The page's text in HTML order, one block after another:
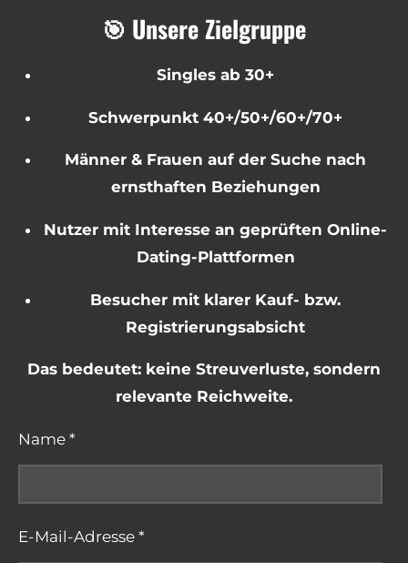
🎯 Unsere Zielgruppe
Singles ab 30+
Schwerpunkt 40+/50+/60+/70+
Männer & Frauen auf der Suche nach
ernsthaften Beziehungen
Nutzer mit Interesse an geprüften Online-
Dating-Plattformen
Besucher mit klarer Kauf- bzw.
Registrierungsabsicht
Das bedeutet: keine Streuverluste, sondern
relevante Reichweite.
Name *
E-Mail-Adresse *